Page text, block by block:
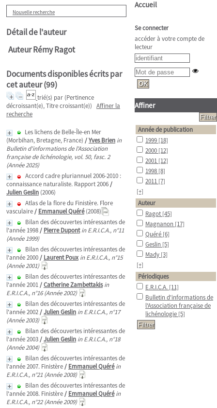
Nouvelle recherche
Détail de l'auteur
Auteur Rémy Ragot
Documents disponibles écrits par
cet auteur (99)
trié(s) par (Pertinence
décroissant(e), Titre croissant(e)) Affiner la
recherche
Les lichens de Belle-Île-en Mer
(Morbihan, Bretagne, France) /Yves Brien in
Bulletin d'informations de l'Association
française de lichénologie, vol. 50, fasc. 2
(Année 2025)
Accord cadre pluriannuel 2006-2010 :
connaissance naturaliste. Rapport 2006/
Julien Geslin (2006)
Atlas de la flore du Finistère. Flore
vasculaire/ Emmanuel Quéré(2008)
Bilan des découvertes intéressantes de
l'année 1998/ Pierre Dupont in E.R.I.C.A., n°11
(Année 1999)
Bilan des découvertes intéressantes de
l'année 2000/ Laurent Poux in E.R.I.C.A., n°15
(Année 2001)
Bilan des découvertes intéressantes de
l'année 2001/Catherine Zambettakis in
E.R.I.C.A., n°16 (Année 2002)
Bilan des découvertes intéressantes de
l'année 2002/Julien Geslin in E.R.I.C.A., n°17
(Année 2003)
Bilan des découvertes intéressantes de
l'année 2003/Julien Geslin in E.R.I.C.A., n°18
(Année 2004)
Bilan des découvertes intéressantes de
l'année 2007. Finistère/ Emmanuel Quéré in
E.R.I.C.A., n°21 (Année 2008)
Bilan des découvertes intéressantes de
l'année 2008. Finistère/ Emmanuel Quéré in
E.R.I.C.A., n°22 (Année 2009)
Accueil
Se connecter
accéder à votre compte de
lecteur
Affiner
Année de publication
1999 [18]
2000 [12]
2001 [12]
1998 [8]
2011 [7]
[+]
Auteur
Ragot [45]
Magnanon [17]
Quéré [6]
Geslin [5]
Mady [3]
[+]
Périodiques
E.R.I.C.A. [11]
Bulletin d'informations de
l'Association française de
lichénologie [5]